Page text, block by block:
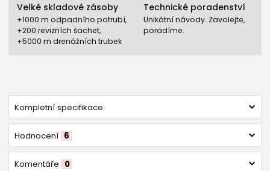
Velké skladové zásoby
+1000 m odpadního potrubí,
+200 revizních šachet,
+5000 m drenážních trubek
Technické poradenství
Unikátní návody. Zavolejte,
poradíme.
Kompletní specifikace
Hodnocení 6
Komentáře 0